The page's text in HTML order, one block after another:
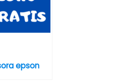
epson